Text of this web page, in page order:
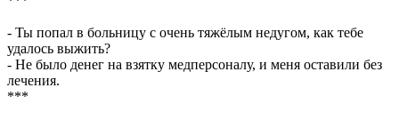
- Ты попал в больницу с очень тяжёлым недугом, как тебе
удалось выжить?
- Не было денег на взятку медперсоналу, и меня оставили без
лечения.
***